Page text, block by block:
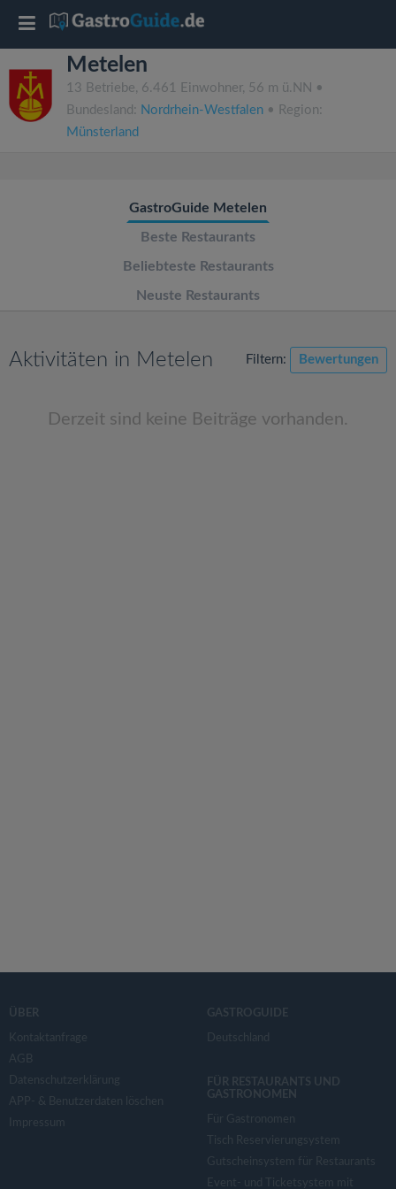
Metelen
13 Betriebe, 6.461 Einwohner, 56 m ü.NN •
Bundesland: Nordrhein-Westfalen • Region:
Münsterland
GastroGuide Metelen
Beste Restaurants
Beliebteste Restaurants
Neuste Restaurants
Aktivitäten in Metelen Filtern: Bewertungen
Derzeit sind keine Beiträge vorhanden.
ÜBER
Kontaktanfrage
AGB
Datenschutzerklärung
APP- & Benutzerdaten löschen
Impressum
GASTROGUIDE
Deutschland
FÜR RESTAURANTS UND
GASTRONOMEN
Für Gastronomen
Tisch Reservierungsystem
Gutscheinsystem für Restaurants
Event- und Ticketsystem mit
T
o
g
a